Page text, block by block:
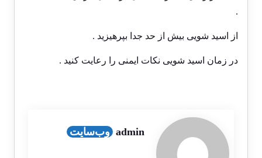
.
از اسید شویی بیش از حد جدا بپرهیزید .
در زمان اسید شویی نکات ایمنی را رعایت کنید .
admin وب‌سایت